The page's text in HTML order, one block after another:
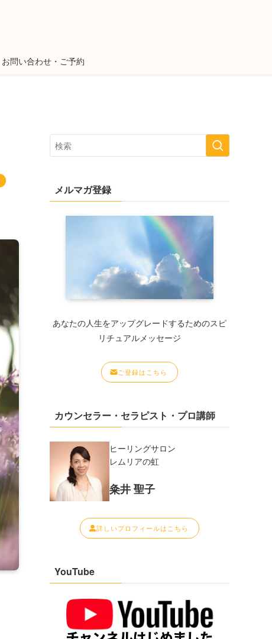
お問い合わせ・ご予約
メルマガ登録
あなたの人生をアップグレードするためのスピ
リチュアルメッセージ
ご登録はこちら
カウンセラー・セラピスト・プロ講師
ヒーリングサロン
レムリアの虹
粂井 聖子
詳しいプロフィールはこちら
YouTube